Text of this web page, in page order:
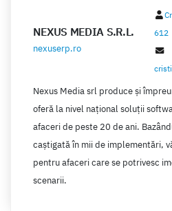
NEXUS MEDIA S.R.L.
nexuserp.ro
612
Nexus Media srl produce şi
oferă la nivel naţional soluţii
afaceri de peste 20 de ani.
caştigată în mii de implementări,
pentru afaceri care se potrivesc
scenarii.